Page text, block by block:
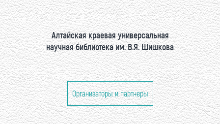
Алтайская краевая универсальная
научная библиотека им. В.Я. Шишкова
Организаторы и партнеры